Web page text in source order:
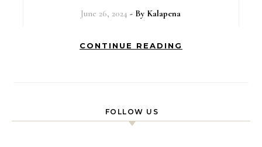
June 26, 2024 - By Kalapena
CONTINUE READING
FOLLOW US